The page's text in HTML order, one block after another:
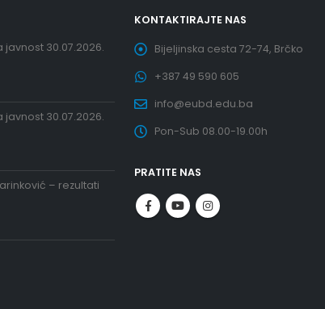
30.07.2026.
30.07.2026.
– rezultati
KONTAKTIRAJTE NAS
Bijeljinska cesta 72-74, Brčko
+387 49 590 605
info@eubd.edu.ba
Pon-Sub 08.00-19.00h
PRATITE NAS